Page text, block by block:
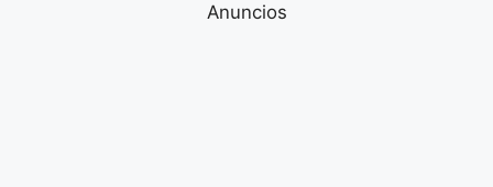
Anuncios